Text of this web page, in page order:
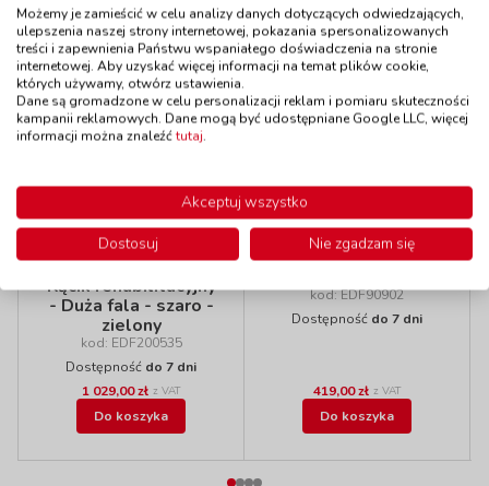
239,00 zł z VAT
Do koszyka
285,00 zł z VAT
Do koszyka
Kącik rehabilitacyjny
- Duża fala - szaro -
zielony
kod: EDF200535
Dostępność do 7 dni
1 029,00 zł z VAT
Do koszyka
Materac - Ćwiartka,
kod: EDF90902
Dostępność do 7 dni
419,00 zł z VAT
Do koszyka
Możemy je zamieścić w celu analizy danych dotyczących odwiedzających,
ulepszenia naszej strony internetowej, pokazania spersonalizowanych
treści i zapewnienia Państwu wspaniałego doświadczenia na stronie
internetowej. Aby uzyskać więcej informacji na temat plików cookie,
których używamy, otwórz ustawienia.
Dane są gromadzone w celu personalizacji reklam i pomiaru skuteczności
kampanii reklamowych. Dane mogą być udostępniane Google LLC, więcej
informacji można znaleźćtutaj.
Akceptuj wszystko
Dostosuj
Nie zgadzam się